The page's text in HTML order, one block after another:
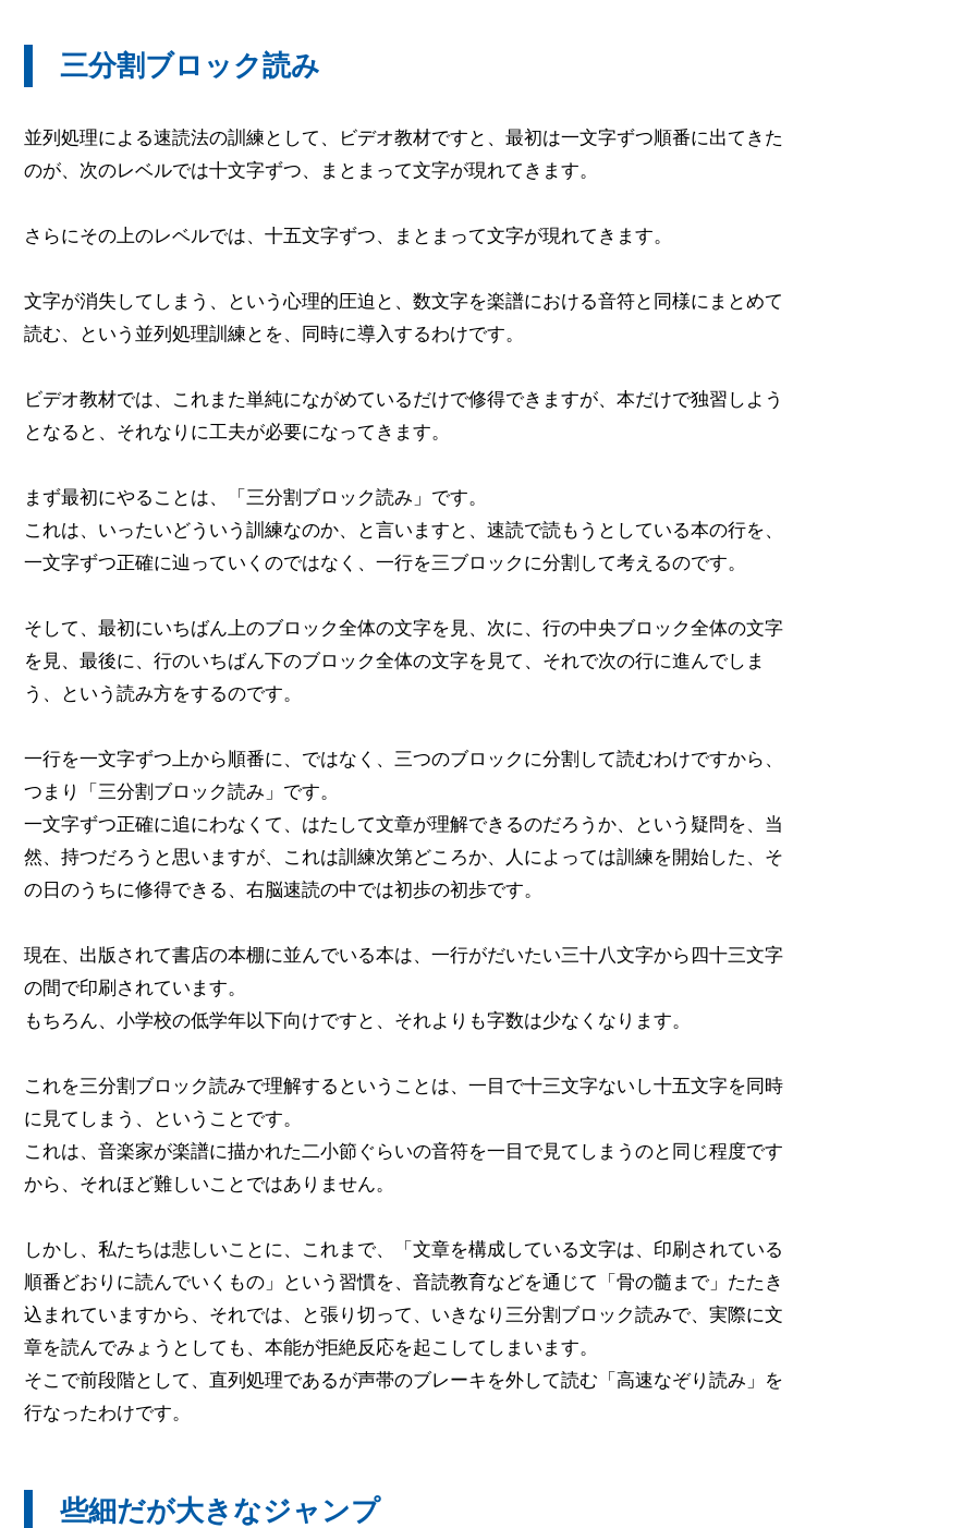
三分割ブロック読み
並列処理による速読法の訓練として、ビデオ教材ですと、最初は一文字ずつ順番に出てきた
のが、次のレベルでは十文字ずつ、まとまって文字が現れてきます。
さらにその上のレベルでは、十五文字ずつ、まとまって文字が現れてきます。
文字が消失してしまう、という心理的圧迫と、数文字を楽譜における音符と同様にまとめて
読む、という並列処理訓練とを、同時に導入するわけです。
ビデオ教材では、これまた単純にながめているだけで修得できますが、本だけで独習しよう
となると、それなりに工夫が必要になってきます。
まず最初にやることは、「三分割ブロック読み」です。
これは、いったいどういう訓練なのか、と言いますと、速読で読もうとしている本の行を、
一文字ずつ正確に辿っていくのではなく、一行を三ブロックに分割して考えるのです。
そして、最初にいちばん上のブロック全体の文字を見、次に、行の中央ブロック全体の文字
を見、最後に、行のいちばん下のブロック全体の文字を見て、それで次の行に進んでしま
う、という読み方をするのです。
一行を一文字ずつ上から順番に、ではなく、三つのブロックに分割して読むわけですから、
つまり「三分割ブロック読み」です。
一文字ずつ正確に追にわなくて、はたして文章が理解できるのだろうか、という疑問を、当
然、持つだろうと思いますが、これは訓練次第どころか、人によっては訓練を開始した、そ
の日のうちに修得できる、右脳速読の中では初歩の初歩です。
現在、出版されて書店の本棚に並んでいる本は、一行がだいたい三十八文字から四十三文字
の間で印刷されています。
もちろん、小学校の低学年以下向けですと、それよりも字数は少なくなります。
これを三分割ブロック読みで理解するということは、一目で十三文字ないし十五文字を同時
に見てしまう、ということです。
これは、音楽家が楽譜に描かれた二小節ぐらいの音符を一目で見てしまうのと同じ程度です
から、それほど難しいことではありません。
しかし、私たちは悲しいことに、これまで、「文章を構成している文字は、印刷されている
順番どおりに読んでいくもの」という習慣を、音読教育などを通じて「骨の髓まで」たたき
込まれていますから、それでは、と張り切って、いきなり三分割ブロック読みで、実際に文
章を読んでみょうとしても、本能が拒絶反応を起こしてしまいます。
そこで前段階として、直列処理であるが声帯のブレーキを外して読む「高速なぞり読み」を
行なったわけです。
些細だが大きなジャンプ